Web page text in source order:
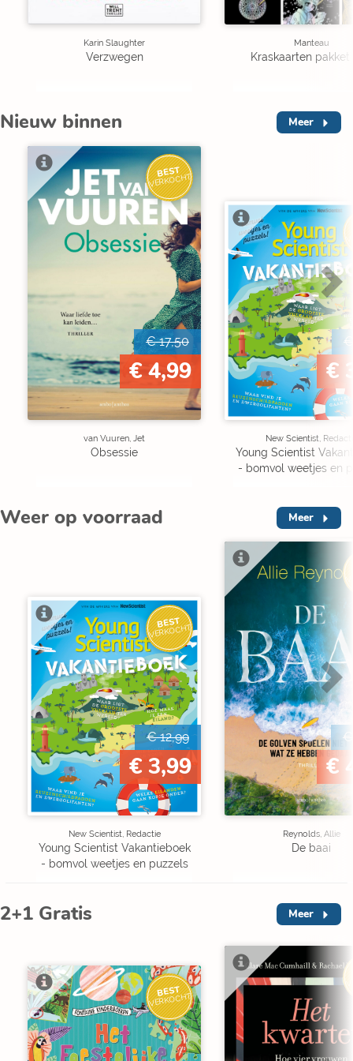
Karin Slaughter
Verzwegen
Manteau
Kraskaarten pakket
Nieuw binnen Meer
BEST
VERKOCHT
€ 17,50
€ 4,99
van Vuuren, Jet
Obsessie
€
New Scientist,
Young Scientist
- bomvol weetjes en
Weer op voorraad Meer
BEST
VERKOCHT
€ 12,99
€ 3,99
New Scientist, Redactie
Young Scientist Vakantieboek
- bomvol weetjes en puzzels
€
€
Reynolds, Allie
De baai
2+1 Gratis Meer
BEST
VERKOCHT